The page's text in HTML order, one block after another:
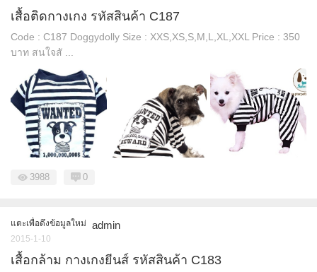
เสื้อติดกางเกง รหัสสินค้า C187
Code : C187 Doggydolly Size : XXS,XS,S,M,L,XL,XXL Price : 350
บาท สนใจสั ...
3988 0
แตะเพื่อดึงข้อมูลใหม่ admin
2015-1-10
เสื้อกล้าม กางเกงยีนส์ รหัสสินค้า C183